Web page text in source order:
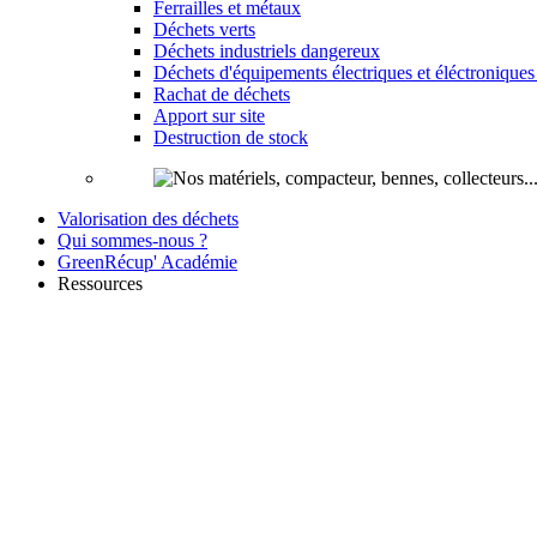
Ferrailles et métaux
Déchets verts
Déchets industriels dangereux
Déchets d'équipements électriques et
Rachat de déchets
Apport sur site
Destruction de stock
Valorisation des déchets
Qui sommes-nous ?
GreenRécup' Académie
Ressources